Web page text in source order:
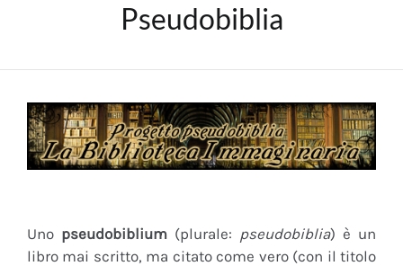
Pseudobiblia
Uno pseudobiblium (plurale: pseudobiblia) è un
libro mai scritto, ma citato come vero (con il titolo